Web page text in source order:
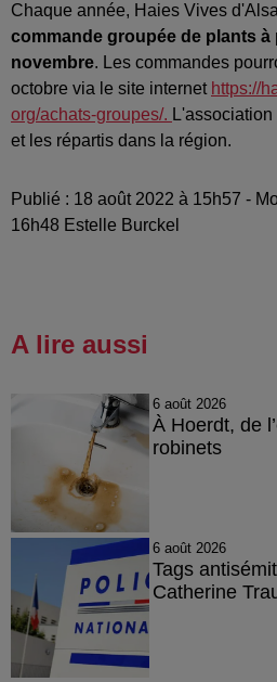
Chaque année, Haies Vives
commande groupée de plants à
novembre. Les commandes
octobre via le site internet https://
org/achats-groupes/.
et les répartis dans la région.
Publié : 18 août 2022 à 15h57 -
16h48 Estelle Burckel
A lire aussi
6 août 2026
À Hoerdt, de
robinets
6 août 2026
Tags
Catherine